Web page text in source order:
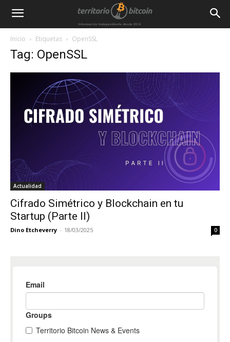
Inicio Etiquetas OpenSSL
Tag: OpenSSL
Actualidad
Cifrado Simétrico y Blockchain en tu
Startup (Parte II)
Dino Etcheverry - 18/03/2025 0